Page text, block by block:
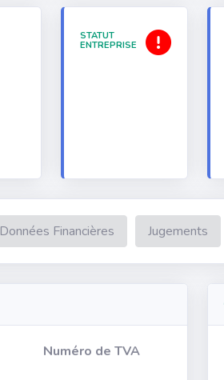
STATUT
ENTREPRISE
Données Financières Jugements
Numéro de TVA